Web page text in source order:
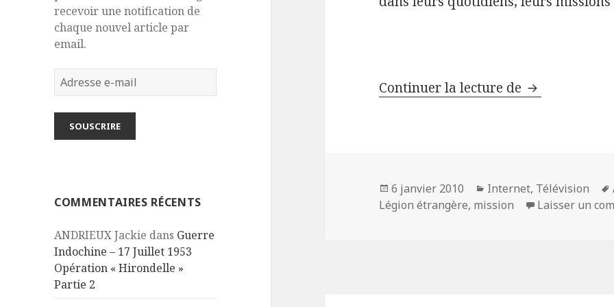
recevoir une notification de
chaque nouvel article par
email.
Adresse
e-
mail
SOUSCRIRE
COMMENTAIRES RÉCENTS
ANDRIEUX Jackie dans Guerre
Indochine – 17 Juillet 1953
Opération « Hirondelle »
Partie 2
Continuer la lecture de Envoyé
Publié
le
6 janvier 2010 Catégories
Internet, Télévision
Légion étrangère, mission Laisser un